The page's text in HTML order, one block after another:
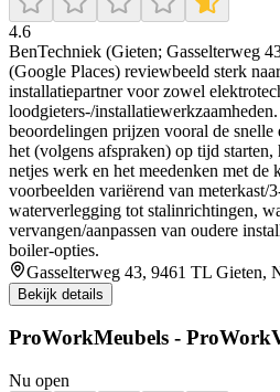
4.6
BenTechniek (Gieten; Gasselterweg
(Google Places) reviewbeeld sterk
installatiepartner voor zowel
loodgieters-/
beoordelingen prijzen vooral de
het (volgens afspraken) op tijd starten,
netjes werk en het meedenken met
voorbeelden variërend van meterkast/
waterverlegging tot stalinrichtingen,
vervangen/aanpassen van oudere
boiler-opties.
Gasselterweg 43, 9461 TL Gieten,
Bekijk details
ProWorkMeubels -
Nu open